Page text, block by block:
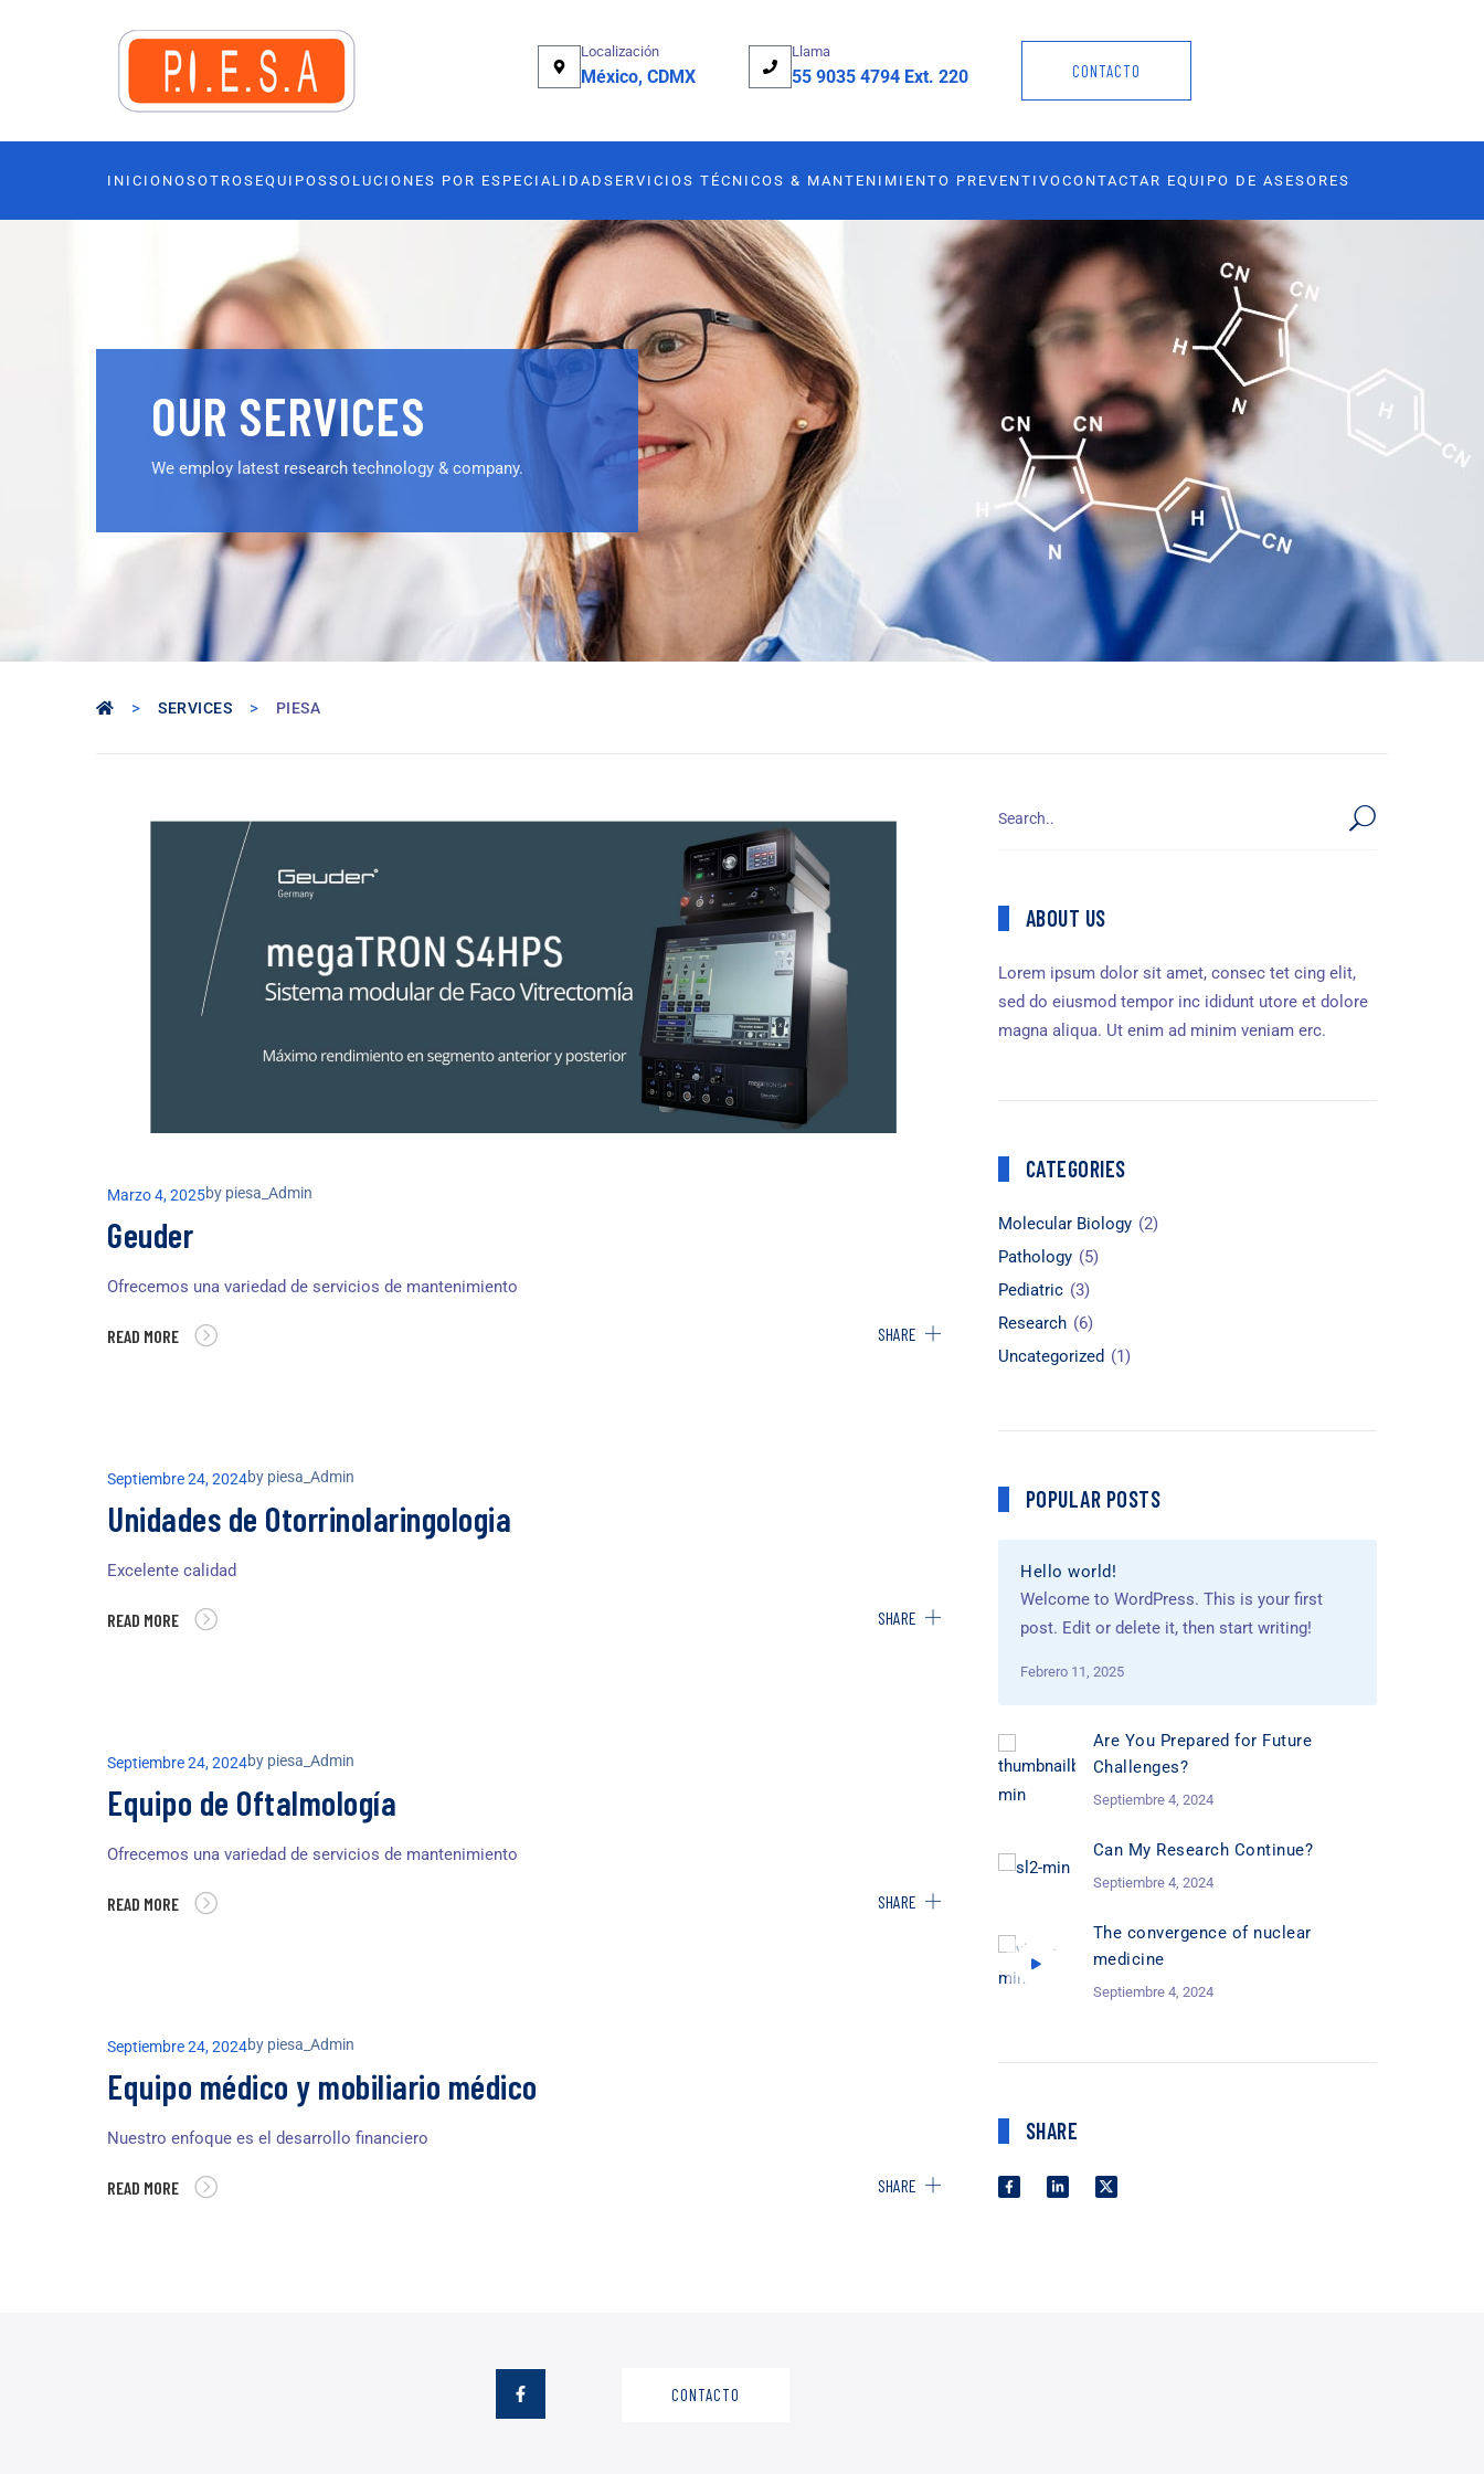
Localización
México, CDMX
Llama
55 9035 4794 Ext. 220 CONTACTO
INICIO NOSOTROS EQUIPOSSOLUCIONES POR ESPECIALIDAD SERVICIOS TÉCNICOS & MANTENIMIENTO PREVENTIVOCONTACTAR EQUIPO DE ASESORES
OUR SERVICES
We employ latest research technology & company.
> SERVICES > PIESA
Marzo 4, 2025by piesa_Admin
Geuder
Ofrecemos una variedad de servicios de mantenimiento
READ MORE SHARE
Septiembre 24, 2024by piesa_Admin
Unidades de Otorrinolaringologia
Excelente calidad
READ MORE SHARE
Septiembre 24, 2024by piesa_Admin
Equipo de Oftalmología
Ofrecemos una variedad de servicios de mantenimiento
READ MORE SHARE
Septiembre 24, 2024by piesa_Admin
Equipo médico y mobiliario médico
Nuestro enfoque es el desarrollo financiero
READ MORE SHARE
ABOUT US
Lorem ipsum dolor sit amet, consec tet cing elit,
sed do eiusmod tempor inc ididunt utore et dolore
magna aliqua. Ut enim ad minim veniam erc.
CATEGORIES
Molecular Biology (2)
Pathology (5)
Pediatric (3)
Research (6)
Uncategorized (1)
POPULAR POSTS
Hello world!
Welcome to WordPress. This is your first
post. Edit or delete it, then start writing!
Febrero 11, 2025
Are You Prepared for Future
Challenges?
Septiembre 4, 2024
Can My Research Continue?
Septiembre 4, 2024
The convergence of nuclear
medicine
Septiembre 4, 2024
SHARE
CONTACTO